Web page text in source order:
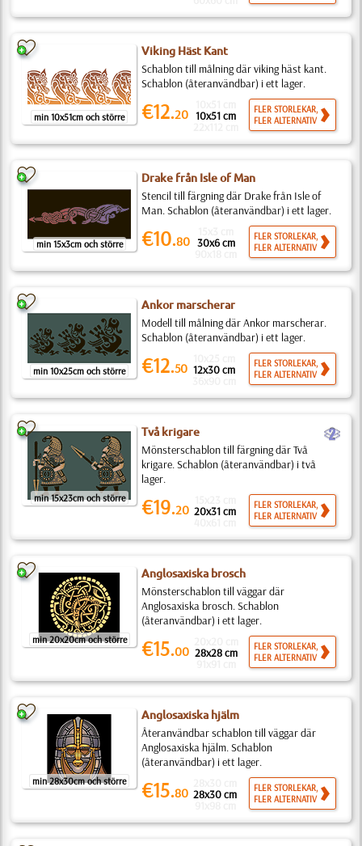
min 10x51cm och större
Viking Häst Kant
Schablon till målning där viking häst kant.
Schablon (återanvändbar) i ett lager.
€12.20 10x51 cm
FLER STORLEKAR,
FLER ALTERNATIV
min 15x3cm och större
Drake från Isle of Man
Stencil till färgning där Drake från Isle of
Man. Schablon (återanvändbar) i ett lager.
€10.80 30x6 cm
FLER STORLEKAR,
FLER ALTERNATIV
min 10x25cm och större
Ankor marscherar
Modell till målning där Ankor marscherar.
Schablon (återanvändbar) i ett lager.
€12.50 12x30 cm
FLER STORLEKAR,
FLER ALTERNATIV
min 15x23cm och större
Två krigare b
Mönsterschablon till färgning där Två
krigare. Schablon (återanvändbar) i två
lager.
€19.20 20x31 cm
FLER STORLEKAR,
FLER ALTERNATIV
min 20x20cm och större
Anglosaxiska brosch
Mönsterschablon till väggar där
Anglosaxiska brosch. Schablon
(återanvändbar) i ett lager.
€15.00 28x28 cm
FLER STORLEKAR,
FLER ALTERNATIV
min 28x30cm och större
Anglosaxiska hjälm
Återanvändbar schablon till väggar där
Anglosaxiska hjälm. Schablon
(återanvändbar) i ett lager.
€15.80 28x30 cm
FLER STORLEKAR,
FLER ALTERNATIV